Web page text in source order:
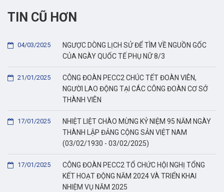
TIN CŨ HƠN
NGƯỢC DÒNG LỊCH SỬ ĐỂ TÌM VỀ NGUỒN GỐC
CỦA NGÀY QUỐC TẾ PHỤ NỮ 8/3
04/03/2025
CÔNG ĐOÀN PECC2 CHÚC TẾT ĐOÀN VIÊN,
NGƯỜI LAO ĐỘNG TẠI CÁC CÔNG ĐOÀN CƠ SỞ
THÀNH VIÊN
21/01/2025
NHIỆT LIỆT CHÀO MỪNG KỶ NIỆM 95 NĂM NGÀY
THÀNH LẬP ĐẢNG CỘNG SẢN VIỆT NAM
(03/02/1930 - 03/02/2025)
17/01/2025
CÔNG ĐOÀN PECC2 TỔ CHỨC HỘI NGHỊ TỔNG
KẾT HOẠT ĐỘNG NĂM 2024 VÀ TRIỂN KHAI
NHIỆM VỤ NĂM 2025
17/01/2025